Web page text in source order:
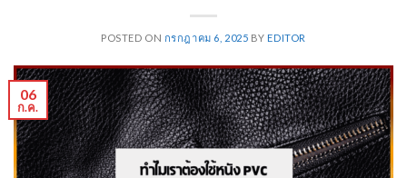
POSTED ON กรกฎาคม 6, 2025 BYEDITOR
06
ก.ค.